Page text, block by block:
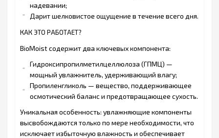
надевании;
Дарит шелковистое ощущение в течение всего дня.
КАК ЭТО РАБОТАЕТ?
BioMoist содержит два ключевых компонента:
Гидроксипропилметилцеллюлоза (ГПМЦ) —
мощный увлажнитель, удерживающий влагу;
Пропиленгликоль — вещество, поддерживающее
осмотический баланс и предотвращающее сухость.
Уникальная особенность: увлажняющие компоненты
высвобождаются только по мере необходимости, что
исключает избыточную влажность и обеспечивает